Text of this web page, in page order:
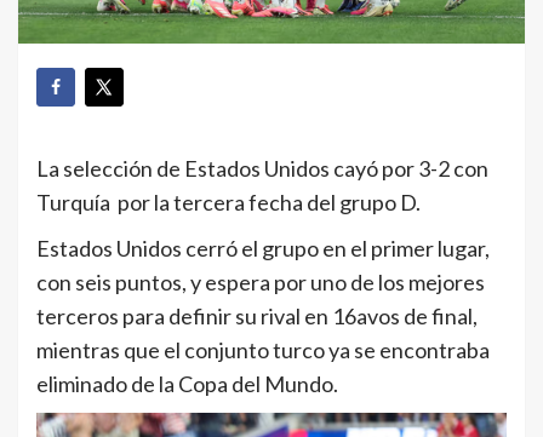
La selección de Estados Unidos cayó por 3-2 con
Turquía por la tercera fecha del grupo D.
Estados Unidos cerró el grupo en el primer lugar,
con seis puntos, y espera por uno de los mejores
terceros para definir su rival en 16avos de final,
mientras que el conjunto turco ya se encontraba
eliminado de la Copa del Mundo.